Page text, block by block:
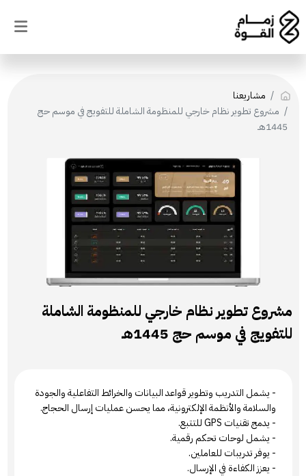
مشاريعنا
مشروع تطوير نظام خارجي للمنظومة الشاملة للتفويج في موسم حج
1445هـ
مشروع تطوير نظام خارجي للمنظومة الشاملة
للتفويج في موسم حج 1445هـ
- يشمل التدريب وتطوير قواعد البيانات والخرائط التفاعلية والجودة
والسلامة والأنظمة الإلكترونية، مما يحسن عمليات إرسال الحجاج.
- يدمج تقنيات GPS للتتبع.
- يشمل لوحات تحكم رقمية.
- يوفر تدريبات للعاملين.
- يعزز الكفاءة في الإرسال.